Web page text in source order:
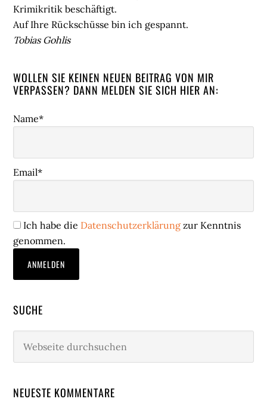
Krimikritik beschäftigt.
Auf Ihre Rückschüsse bin ich gespannt.
Tobias Gohlis
WOLLEN SIE KEINEN NEUEN BEITRAG VON MIR
VERPASSEN? DANN MELDEN SIE SICH HIER AN:
Name*
Email*
Ich habe die Datenschutzerklärung zur Kenntnis
genommen.
SUCHE
durchsuchen
NEUESTE KOMMENTARE